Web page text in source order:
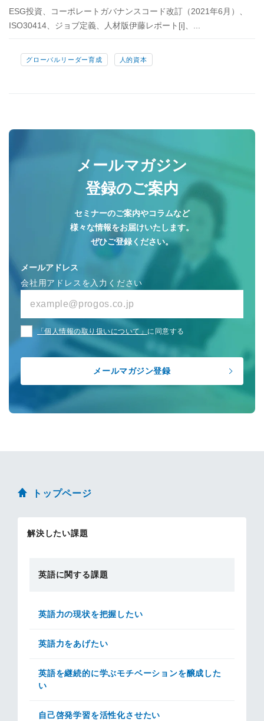
ESG投資、コーポレートガバナンスコード改訂（2021年6月）、
ISO30414、ジョブ定義、人材版伊藤レポート[i]、...
グローバルリーダー育成 人的資本
メールマガジン
登録のご案内
セミナーのご案内やコラムなど
様々な情報をお届けいたします。
ぜひご登録ください。
メールアドレス
会社用アドレスを入力ください
「個人情報の取り扱いについて」 に同意する
トップページ
解決したい課題
英語に関する課題
英語力の現状を把握したい
英語力をあげたい
英語を継続的に学ぶモチベーションを醸成した
い
自己啓発学習を活性化させたい